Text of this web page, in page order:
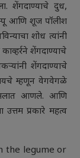
शेंगदाण्याचे दुध,
आणि शूज पॉलीश
शोध त्यांनी
शेंगदाण्याचे
शेंगदाण्याचे
म्हणून वेगवेगळे
आणले. आणि
प्रकारे महत्व
the legume or